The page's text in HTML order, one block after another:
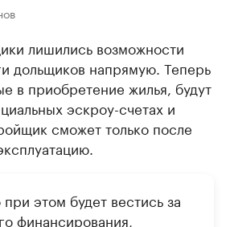
лишились возможности
дольщиков напрямую. Теперь
в приобретение жилья, будут
эскроу-счетах и
сможет только после
этом будет вестись за
финансирования,